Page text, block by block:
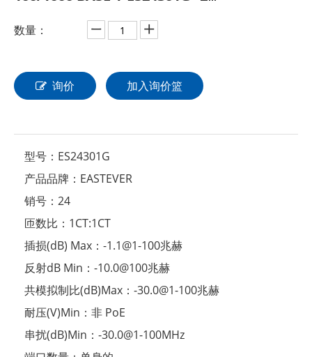
数量：
询价 加入询价篮
型号： ES24301G
产品品牌： EASTEVER
销号： 24
匝数比： 1CT:1CT
插损(dB) Max： -1.1@1-100兆赫
反射dB Min： -10.0@100兆赫
共模拟制比(dB)Max： -30.0@1-100兆赫
耐压(V)Min： 非 PoE
串扰(dB)Min： -30.0@1-100MHz